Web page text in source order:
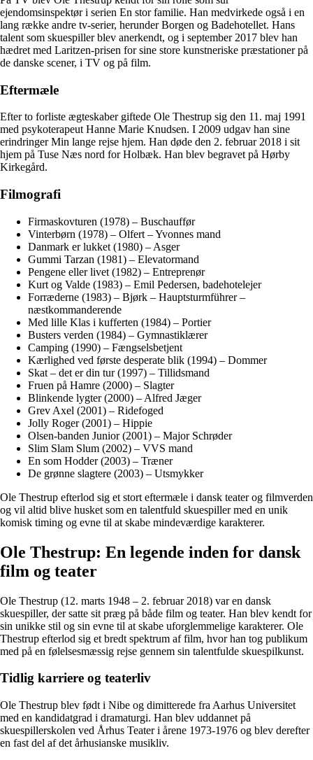
ejendomsinspektør i serien En stor familie. Han medvirkede også i en
lang række andre tv-serier, herunder Borgen og Badehotellet. Hans
talent som skuespiller blev anerkendt, og i september 2017 blev han
hædret med Laritzen-prisen for sine store kunstneriske præstationer på
de danske scener, i TV og på film.
Eftermæle
Efter to forliste ægteskaber giftede Ole Thestrup sig den 11. maj 1991
med psykoterapeut Hanne Marie Knudsen. I 2009 udgav han sine
erindringer Min lange rejse hjem. Han døde den 2. februar 2018 i sit
hjem på Tuse Næs nord for Holbæk. Han blev begravet på Hørby
Kirkegård.
Filmografi
Firmaskovturen (1978) – Buschauffør
Vinterbørn (1978) – Olfert – Yvonnes mand
Danmark er lukket (1980) – Asger
Gummi Tarzan (1981) – Elevatormand
Pengene eller livet (1982) – Entreprenør
Kurt og Valde (1983) – Emil Pedersen, badehotelejer
Forræderne (1983) – Bjørk – Hauptsturmführer –
næstkommanderende
Med lille Klas i kufferten (1984) – Portier
Busters verden (1984) – Gymnastiklærer
Camping (1990) – Fængselsbetjent
Kærlighed ved første desperate blik (1994) – Dommer
Skat – det er din tur (1997) – Tillidsmand
Fruen på Hamre (2000) – Slagter
Blinkende lygter (2000) – Alfred Jæger
Grev Axel (2001) – Ridefoged
Jolly Roger (2001) – Hippie
Olsen-banden Junior (2001) – Major Schrøder
Slim Slam Slum (2002) – VVS mand
En som Hodder (2003) – Træner
De grønne slagtere (2003) – Utsmykker
Ole Thestrup efterlod sig et stort eftermæle i dansk teater og filmverden
og vil altid blive husket som en talentfuld skuespiller med en unik
komisk timing og evne til at skabe mindeværdige karakterer.
Ole Thestrup: En legende inden for dansk
film og teater
Ole Thestrup (12. marts 1948 – 2. februar 2018) var en dansk
skuespiller, der satte sit præg på både film og teater. Han blev kendt for
sin unikke stil og sin evne til at skabe uforglemmelige karakterer. Ole
Thestrup efterlod sig et bredt spektrum af film, hvor han tog publikum
med på en følelsesmæssig rejse gennem sin talentfulde skuespilkunst.
Tidlig karriere og teaterliv
Ole Thestrup blev født i Nibe og dimitterede fra Aarhus Universitet
med en kandidatgrad i dramaturgi. Han blev uddannet på
skuespillerskolen ved Århus Teater i årene 1973-1976 og blev derefter
en fast del af det århusianske musikliv.